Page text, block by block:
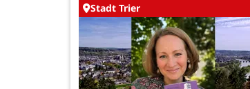
Stadt Trier